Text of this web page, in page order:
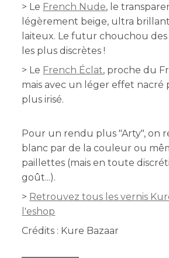
> Le French Nude, le
légèrement beige, ultra
laiteux. Le futur chouchou
les plus discrètes !
> Le French Éclat, proche du
mais avec un léger effet nacré
plus irisé.
Pour un rendu plus "Arty", on
blanc par de la couleur ou
paillettes (mais en toute
goût...).
> Retrouvez tous les vernis
l'eshop
Crédits : Kure Bazaar